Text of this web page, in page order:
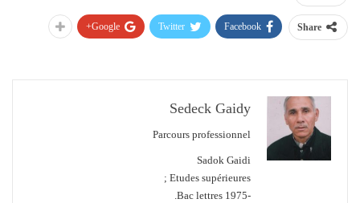
Share
Facebook
Twitter
Google+
Sedeck Gaidy
Parcours professionnel
Sadok Gaidi
Etudes supérieures ;
-Bac lettres 1975.